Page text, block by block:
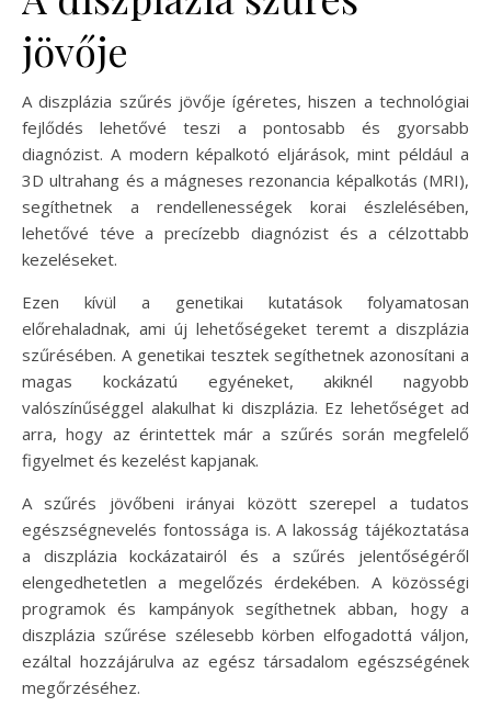
jövője
A diszplázia szűrés jövője ígéretes, hiszen a technológiai
fejlődés lehetővé teszi a pontosabb és gyorsabb
diagnózist. A modern képalkotó eljárások, mint például a
3D ultrahang és a mágneses rezonancia képalkotás (MRI),
segíthetnek a rendellenességek korai észlelésében,
lehetővé téve a precízebb diagnózist és a célzottabb
kezeléseket.
Ezen kívül a genetikai kutatások folyamatosan
előrehaladnak, ami új lehetőségeket teremt a diszplázia
szűrésében. A genetikai tesztek segíthetnek azonosítani a
magas kockázatú egyéneket, akiknél nagyobb
valószínűséggel alakulhat ki diszplázia. Ez lehetőséget ad
arra, hogy az érintettek már a szűrés során megfelelő
figyelmet és kezelést kapjanak.
A szűrés jövőbeni irányai között szerepel a tudatos
egészségnevelés fontossága is. A lakosság tájékoztatása
a diszplázia kockázatairól és a szűrés jelentőségéről
elengedhetetlen a megelőzés érdekében. A közösségi
programok és kampányok segíthetnek abban, hogy a
diszplázia szűrése szélesebb körben elfogadottá váljon,
ezáltal hozzájárulva az egész társadalom egészségének
megőrzéséhez.